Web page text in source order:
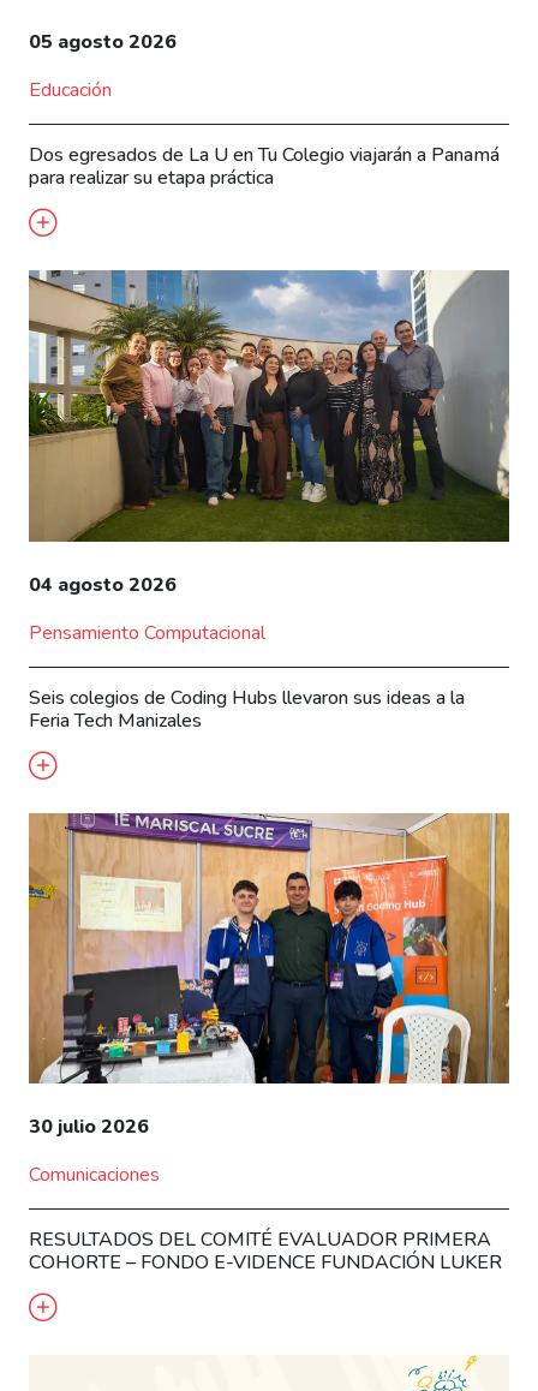
05 agosto 2026
Educación
Dos egresados de La U en Tu Colegio viajarán a Panamá
para realizar su etapa práctica
04 agosto 2026
Pensamiento Computacional
Seis colegios de Coding Hubs llevaron sus ideas a la
Feria Tech Manizales
30 julio 2026
Comunicaciones
RESULTADOS DEL COMITÉ EVALUADOR PRIMERA
COHORTE – FONDO E-VIDENCE FUNDACIÓN LUKER